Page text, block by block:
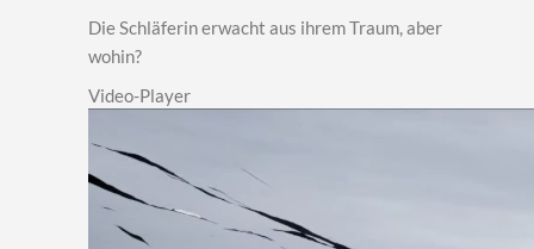
Die Schläferin erwacht aus ihrem Traum, aber
wohin?
Video-Player